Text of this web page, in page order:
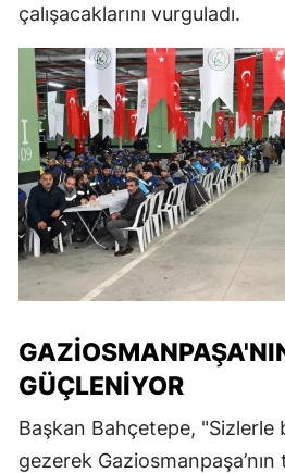
çalışacaklarını vurguladı.
GÜÇLENIYOR
Başkan Bahçetepe,
gezerek